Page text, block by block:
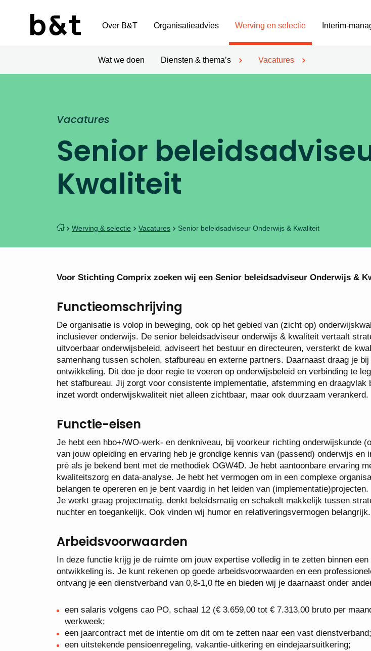
Over B&T Organisatieadvies Werving en selectie
Wat we doen Diensten & thema’s Vacatures
Interim-
Senior
Kwaliteit
Vacatures
Werving & selectie Vacatures Senior beleidsadviseur Onderwijs & Kwaliteit
Voor Stichting Comprix zoeken wij een Senior beleidsadviseur Onderwijs &
Functieomschrijving
De organisatie is volop in beweging, ook op het gebied van (zicht op)
inclusiever onderwijs. De senior beleidsadviseur onderwijs & kwaliteit vertaalt
uitvoerbaar onderwijsbeleid, adviseert het bestuur en directeuren, versterkt de
samenhang tussen scholen, stafbureau en externe partners. Daarnaast draag je
ontwikkeling. Dit doe je door regie te voeren op onderwijsbeleid en verbinding te
het stafbureau. Jij zorgt voor consistente implementatie, afstemming en draagvlak
inzet wordt onderwijskwaliteit niet alleen zichtbaar, maar ook duurzaam verankerd.
Functie-eisen
Je hebt een hbo+/WO-werk- en denkniveau, bij voorkeur richting onderwijskunde
van jouw opleiding en ervaring heb je grondige kennis van (passend) onderwijs en
pré als je bekend bent met de methodiek OGW4D. Je hebt aantoonbare ervaring
kwaliteitszorg en data-analyse. Je hebt het vermogen om in een complexe
belangen te opereren en je bent vaardig in het leiden van (implementatie)projecten.
Je werkt graag projectmatig, denkt beleidsmatig en schakelt makkelijk tussen
nuchter en toegankelijk. Ook vinden wij humor en relativeringsvermogen belangrijk.
Arbeidsvoorwaarden
In deze functie krijg je de ruimte om jouw expertise volledig in te zetten binnen
ontwikkeling is. Je kunt rekenen op goede arbeidsvoorwaarden en een
ontvang je een dienstverband van 0,8-1,0 fte en bieden wij je daarnaast onder
een salaris volgens cao PO, schaal 12 (€ 3.659,00 tot € 7.313,00 bruto per
werkweek;
een jaarcontract met de intentie om dit om te zetten naar een vast dienstverband;
een uitstekende pensioenregeling, vakantie-uitkering en eindejaarsuitkering;